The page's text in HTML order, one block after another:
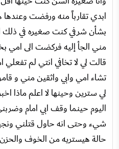
ابدي تقارباً منه ورفضت
بشأن شرفي كنت صغيره في ذلك
مني الجأ إليه فركضت الى امي
قالت لي لا تخافي انتي لم
تشاء امي وابي واثقين مني و
لي سترين وحينها لا اعلم ماذا
اليوم حينما وقف ابي امام
شيء وحتى انه حاول قتلني
حالة هيستريه من الخوف